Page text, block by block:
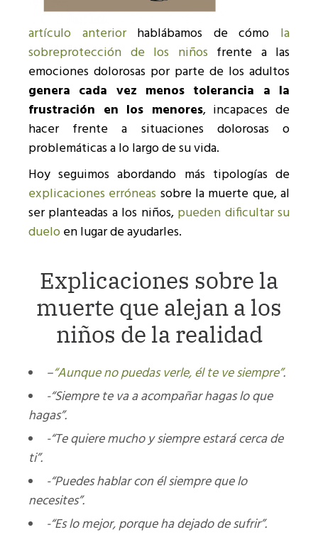
artículo anteriorhablábamos de cómo la
sobreprotección de los niños frente a las
emociones dolorosas por parte de los adultos
genera cada vez menos tolerancia a la
frustración en los menores, incapaces de
hacer frente a situaciones dolorosas o
problemáticas a lo largo de su vida.
Hoy seguimos abordando más tipologías de
explicaciones erróneas sobre la muerte que, al
ser planteadas a los niños, pueden dificultar su
dueloen lugar de ayudarles.
Explicaciones sobre la
muerte que alejan a los
niños de la realidad
–“Aunque no puedas verle, él te ve siempre”.
-“Siempre te va a acompañar hagas lo que
hagas”.
-“Te quiere mucho y siempre estará cerca de
ti”.
-“Puedes hablar con él siempre que lo
necesites”.
-“Es lo mejor, porque ha dejado de sufrir”.